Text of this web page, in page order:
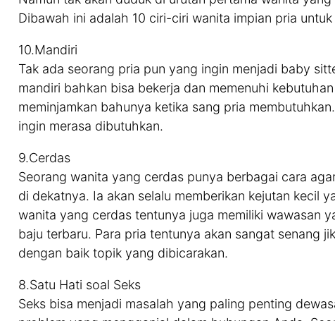
Dibawah ini adalah 10 ciri-ciri wanita impian pria
10.Mandiri
Tak ada seorang pria pun yang ingin menjadi baby
mandiri bahkan bisa bekerja dan memenuhi
meminjamkan bahunya ketika sang pria
ingin merasa dibutuhkan.
9.Cerdas
Seorang wanita yang cerdas punya berbagai cara
di dekatnya. Ia akan selalu memberikan kejutan kecil
wanita yang cerdas tentunya juga memiliki wawasan
baju terbaru. Para pria tentunya akan sangat senang
dengan baik topik yang dibicarakan.
8.Satu Hati soal Seks
Seks bisa menjadi masalah yang paling penting